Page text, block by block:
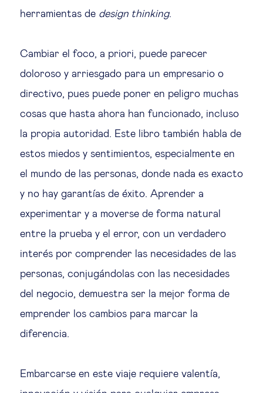
herramientas de design thinking.
Cambiar el foco, a priori, puede parecer
doloroso y arriesgado para un empresario o
directivo, pues puede poner en peligro muchas
cosas que hasta ahora han funcionado, incluso
la propia autoridad. Este libro también habla de
estos miedos y sentimientos, especialmente en
el mundo de las personas, donde nada es exacto
y no hay garantías de éxito. Aprender a
experimentar y a moverse de forma natural
entre la prueba y el error, con un verdadero
interés por comprender las necesidades de las
personas, conjugándolas con las necesidades
del negocio, demuestra ser la mejor forma de
emprender los cambios para marcar la
diferencia.
Embarcarse en este viaje requiere valentía,